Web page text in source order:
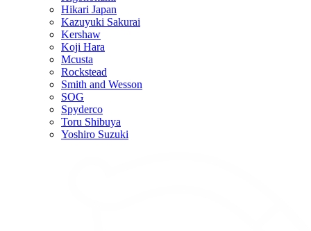
Hikari Japan
Kazuyuki Sakurai
Kershaw
Koji Hara
Mcusta
Rockstead
Smith and Wesson
SOG
Spyderco
Toru Shibuya
Yoshiro Suzuki